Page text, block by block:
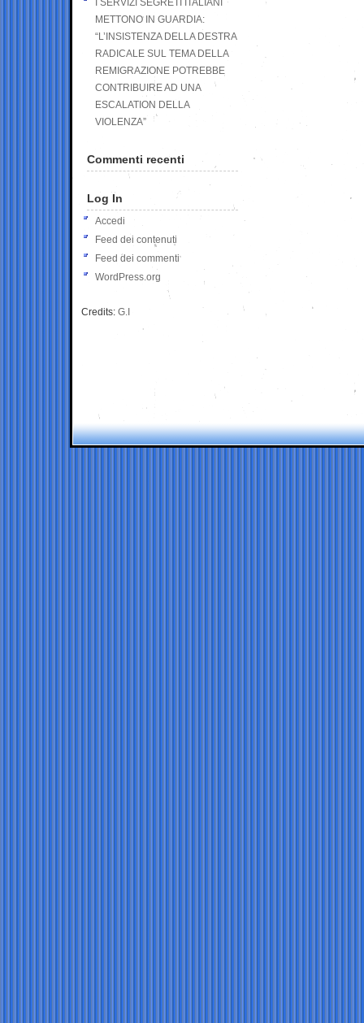
I SERVIZI SEGRETI ITALIANI
METTONO IN GUARDIA:
“L’INSISTENZA DELLA DESTRA
RADICALE SUL TEMA DELLA
REMIGRAZIONE POTREBBE
CONTRIBUIRE AD UNA
ESCALATION DELLA
VIOLENZA”
Commenti recenti
Log In
Accedi
Feed dei contenuti
Feed dei commenti
WordPress.org
Credits: G.I